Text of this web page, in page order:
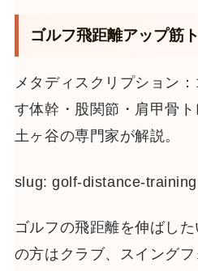
ゴルフ飛距離アップ筋
メタディスクリプション
す体幹・股関節・肩甲骨
土ヶ谷の専門家が解説。
slug: golf-distance-training
ゴルフの飛距離を伸ばし
の方はクラブ、スイング